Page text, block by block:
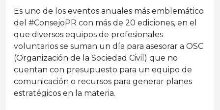
Es uno de los eventos anuales más emblemático
del #ConsejoPR con más de 20 ediciones, en el
que diversos equipos de profesionales
voluntarios se suman un día para asesorar a OSC
(Organización de la Sociedad Civil) que no
cuentan con presupuesto para un equipo de
comunicación o recursos para generar planes
estratégicos en la materia.